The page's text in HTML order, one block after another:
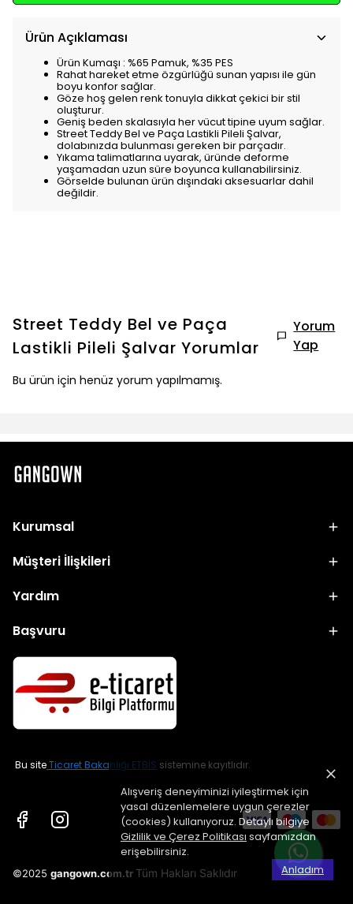
Alışveriş deneyiminizi iyileştirmek için
yasal düzenlemelere uygun çerezler
(cookies) kullanıyoruz. Detaylı bilgiye
Gizlilik ve Çerez Politikası sayfamızdan
erişebilirsiniz.
Anladım
Ürün Açıklaması
Ürün Kumaşı : %65 Pamuk, %35 PES
Rahat hareket etme özgürlüğü sunan yapısı ile gün
boyu konfor sağlar.
Göze hoş gelen renk tonuyla dikkat çekici bir stil
oluşturur.
Geniş beden skalasıyla her vücut tipine uyum sağlar.
Street Teddy Bel ve Paça Lastikli Pileli Şalvar,
dolabınızda bulunması gereken bir parçadır.
Yıkama talimatlarına uyarak, üründe deforme
yaşamadan uzun süre boyunca kullanabilirsiniz.
Görselde bulunan ürün dışındaki aksesuarlar dahil
değildir.
Street Teddy Bel ve Paça
Lastikli Pileli Şalvar Yorumlar
Yorum
Yap
Bu ürün için henüz yorum yapılmamış.
Kurumsal
Müşteri İlişkileri
Yardım
Başvuru
Bu siteTicaret Bakanlığı ETBİS sistemine kayıtlıdır.
©2025 gangown.com.tr Tüm Hakları Saklıdır